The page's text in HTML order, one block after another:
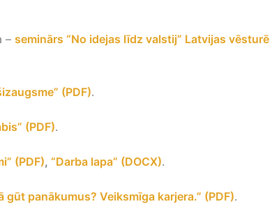
– seminārs “No idejas līdz valstij” Latvijas vēsturē
(PDF).
(PDF).
(PDF), “Darba lapa” (DOCX).
gūt panākumus? Veiksmīga karjera.” (PDF).